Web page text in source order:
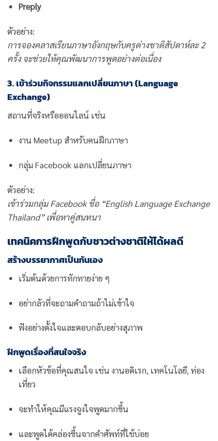
Preply
ตัวอย่าง:
การจองคลาสเรียนภาษาอังกฤษกับครูต่างชาติสัปดาห์ละ 2
ครั้ง จะช่วยให้คุณพัฒนาการพูดอย่างต่อเนื่อง
3. เข้าร่วมกิจกรรมแลกเปลี่ยนภาษา (Language
Exchange)
สถานที่จริงหรือออนไลน์ เช่น
งาน Meetup สำหรับคนฝึกภาษา
กลุ่ม Facebook แลกเปลี่ยนภาษา
ตัวอย่าง:
เข้าร่วมกลุ่ม Facebook ชื่อ “English Language Exchange
Thailand” เพื่อหาคู่สนทนา
เทคนิคการฝึกพูดกับชาวต่างชาติให้ได้ผลดี
สร้างบรรยากาศเป็นกันเอง
เริ่มต้นด้วยการทักทายง่าย ๆ
อย่ากลัวที่จะถามคำถามถ้าไม่เข้าใจ
ฟังอย่างตั้งใจและตอบกลับอย่างสุภาพ
ฝึกพูดเรื่องที่สนใจจริง
เลือกหัวข้อที่คุณสนใจ เช่น งานอดิเรก, เทคโนโลยี, ท่อง
เที่ยว
จะทำให้คุณมีแรงจูงใจพูดมากขึ้น
และพูดได้คล่องขึ้นจากคำศัพท์ที่ใช้บ่อย